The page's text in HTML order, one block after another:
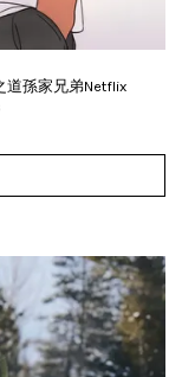
道孫家兄弟Netflix